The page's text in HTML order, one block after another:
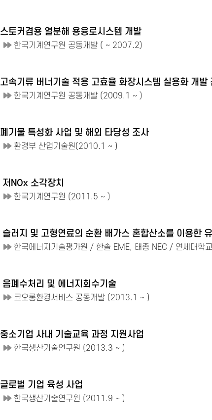
스토커겸용 열분해 용융로시스템 개발
한국기계연구원 공동개발 ( ~ 2007.2)
고속기류 버너기술 적용 고효율 화장시스템 실용화 개발
한국기계연구원 공동개발 (2009.1 ~ )
폐기물 특성화 사업 및 해외 타당성 조사
환경부 산업기술원(2010.1 ~ )
저NOx 소각장치
한국기계연구원 (2011.5 ~ )
슬러지 및 고형연료의 순환 배가스 혼합산소를 이용한
한국에너지기술평가원 / 한솔 EME, 태종 NEC / 연세대학
음폐수처리 및 에너지회수기술
코오롱환경서비스 공동개발 (2013.1 ~ )
중소기업 사내 기술교육 과정 지원사업
한국생산기술연구원 (2013.3 ~ )
글로벌 기업 육성 사업
한국생산기술연구원 (2011.9 ~ )